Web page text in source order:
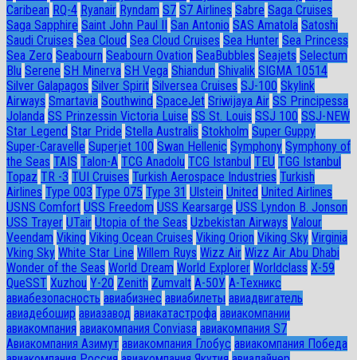
Caribean RQ-4 Ryanair Ryndam S7 S7 Airlines Sabre Saga Cruises
Saga Sapphire Saint John Paul II San Antonio SAS Amatola Satoshi
Saudi Cruises Sea Cloud Sea Cloud Cruises Sea Hunter Sea Princess
Sea Zero Seabourn Seabourn Ovation SeaBubbles Seajets Selectum
Blu Serene SH Minerva SH Vega Shiandun Shivalik SIGMA 10514
Silver Galapagos Silver Spirit Silversea Cruises SJ-100 Skylink
Airways Smartavia Southwind SpaceJet Sriwijaya Air SS Principessa
Jolanda SS Prinzessin Victoria Luise SS St. Louis SSJ 100 SSJ-NEW
Star Legend Star Pride Stella Australis Stokholm Super Guppy
Super-Caravelle Superjet 100 Swan Hellenic Symphony Symphony of
the Seas TAIS Talon-A TCG Anadolu TCG Istanbul TEU TGG Istanbul
Topaz TR -3 TUI Cruises Turkish Aerospace Industries Turkish
Airlines Type 003 Type 075 Type 31 Ulstein United United Airlines
USNS Comfort USS Freedom USS Kearsarge USS Lyndon B. Jonson
USS Trayer UTair Utopia of the Seas Uzbekistan Airways Valour
Veendam Viking Viking Ocean Cruises Viking Orion Viking Sky Virginia
Vking Sky White Star Line Willem Ruys Wizz Air Wizz Air Abu Dhabi
Wonder of the Seas World Dream World Explorer Worldclass X-59
QueSST Xuzhou Y-20 Zenith Zumvalt А-50У А-Техникс
авиабезопасность авиабизнес авиабилеты авиадвигатель
авиадебошир авиазавод авиакатастрофа авиакомпании
авиакомпания авиакомпания Conviasa авиакомпания S7
Авиакомпания Азимут авиакомпания Глобус авиакомпания Победа